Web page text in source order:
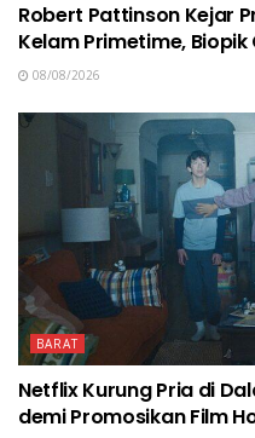
Robert Pattinson Kejar
Kelam Primetime,
08/08/2026
BARAT
Netflix Kurung Pria di
demi Promosikan Film